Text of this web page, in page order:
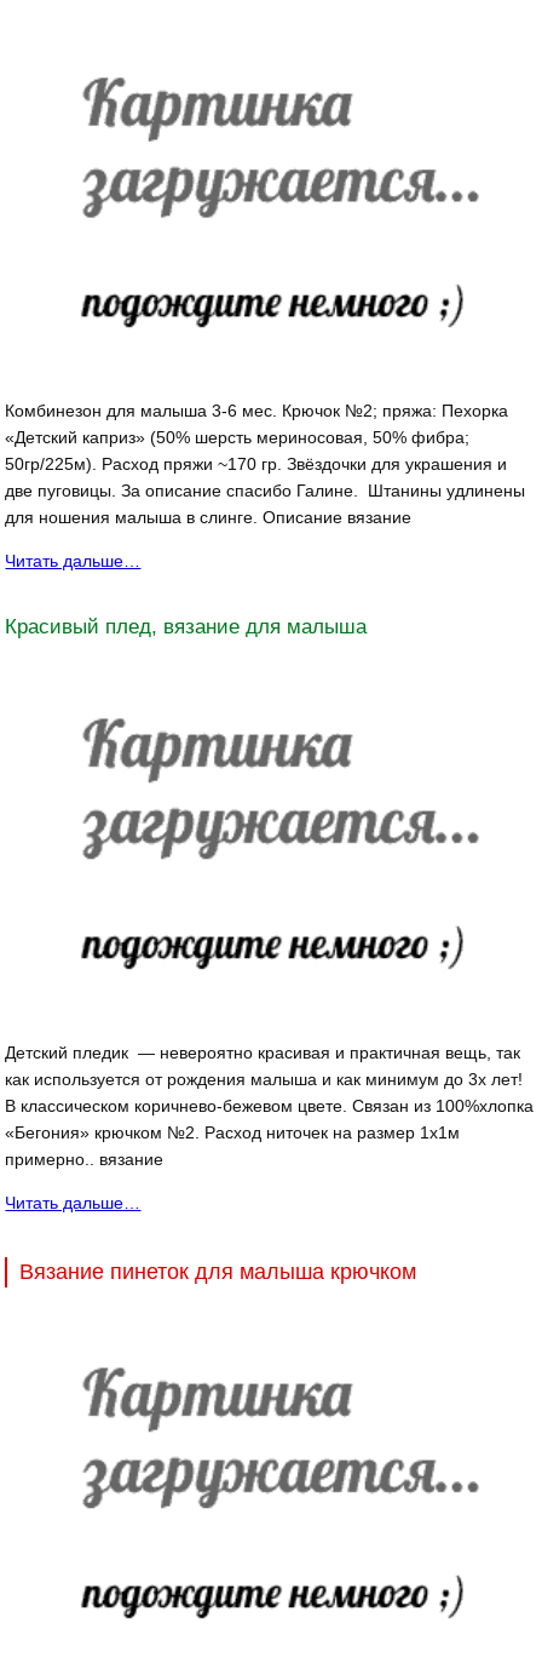
Комбинезон для малыша 3-6 мес. Крючок №2; пряжа: Пехорка
«Детский каприз» (50% шерсть мериносовая, 50% фибра;
50гр/225м). Расход пряжи ~170 гр. Звёздочки для украшения и
две пуговицы. За описание спасибо Галине. Штанины удлинены
для ношения малыша в слинге. Описание вязание
Читать дальше…
Красивый плед, вязание для малыша
Детский пледик — невероятно красивая и практичная вещь, так
как используется от рождения малыша и как минимум до 3х лет!
В классическом коричнево-бежевом цвете. Связан из 100%хлопка
«Бегония» крючком №2. Расход ниточек на размер 1х1м
примерно.. вязание
Читать дальше…
Вязание пинеток для малыша крючком